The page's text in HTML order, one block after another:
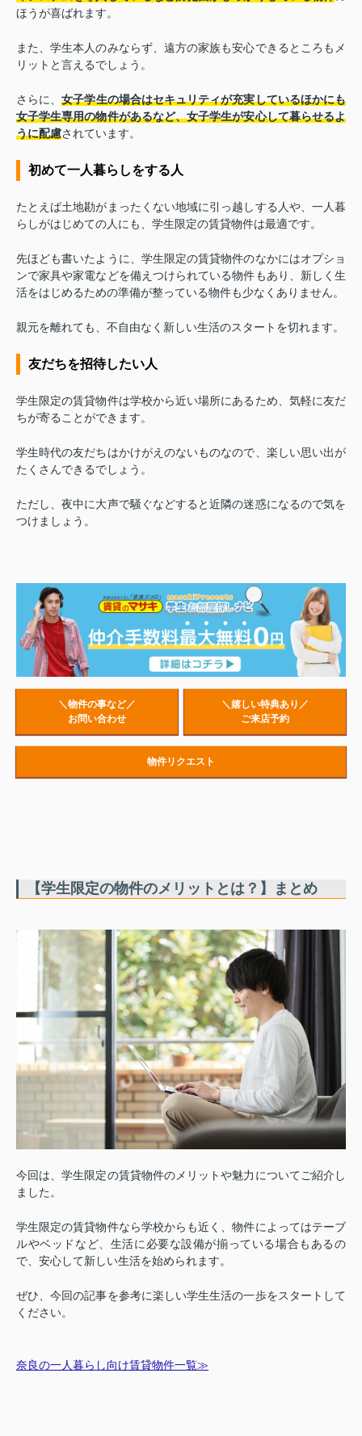
ほうが喜ばれます。
また、学生本人のみならず、遠方の家族も安心できるところもメ
リットと言えるでしょう。
さらに、女子学生の場合はセキュリティが充実しているほかにも
女子学生専用の物件があるなど、女子学生が安心して暮らせるよ
うに配慮されています。
初めて一人暮らしをする人
たとえば土地勘がまったくない地域に引っ越しする人や、一人暮
らしがはじめての人にも、学生限定の賃貸物件は最適です。
先ほども書いたように、学生限定の賃貸物件のなかにはオプショ
ンで家具や家電などを備えつけられている物件もあり、新しく生
活をはじめるための準備が整っている物件も少なくありません。
親元を離れても、不自由なく新しい生活のスタートを切れます。
友だちを招待したい人
学生限定の賃貸物件は学校から近い場所にあるため、気軽に友だ
ちが寄ることができます。
学生時代の友だちはかけがえのないものなので、楽しい思い出が
たくさんできるでしょう。
ただし、夜中に大声で騒ぐなどすると近隣の迷惑になるので気を
つけましょう。
＼物件の事など／
お問い合わせ
＼嬉しい特典あり／
ご来店予約
物件リクエスト
【学生限定の物件のメリットとは？】まとめ
今回は、学生限定の賃貸物件のメリットや魅力についてご紹介し
ました。
学生限定の賃貸物件なら学校からも近く、物件によってはテーブ
ルやベッドなど、生活に必要な設備が揃っている場合もあるの
で、安心して新しい生活を始められます。
ぜひ、今回の記事を参考に楽しい学生生活の一歩をスタートして
ください。
奈良の一人暮らし向け賃貸物件一覧≫